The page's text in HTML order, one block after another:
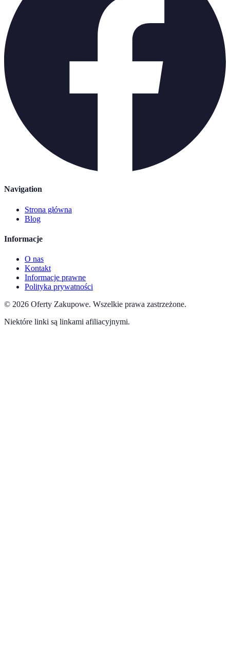
Navigation
Strona główna
Blog
Informacje
O nas
Kontakt
Informacje prawne
Polityka prywatności
© 2026 Oferty Zakupowe. Wszelkie prawa zastrzeżone.
Niektóre linki są linkami afiliacyjnymi.